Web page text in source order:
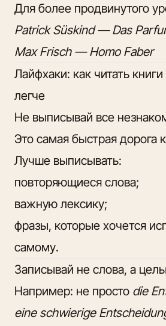
Для более продвинутого
Patrick Süskind — Das
Max Frisch — Homo Faber
Лайфхаки: как читать
легче
Не выписывай все
Это самая быстрая дорога
Лучше выписывать:
повторяющиеся слова;
важную лексику;
фразы, которые хочется
самому.
Записывай не слова, а
Например: не просто die
eine schwierige